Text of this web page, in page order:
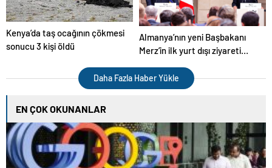
Kenya’da taş ocağının çökmesi
sonucu 3 kişi öldü
Almanya’nın yeni Başbakanı
Merz’in ilk yurt dışı ziyareti
Daha Fazla Haber Yükle
EN ÇOK OKUNANLAR